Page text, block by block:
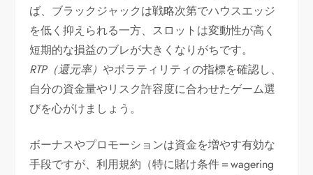
ば、ブラックジャックは戦略次第でハウスエッジ
を低く抑えられる一方、スロットは変動性が高く
短期的な損益のブレが大きくなりがちです。
RTP（還元率）やボラティリティの指標を確認し、
自分の資金量やリスク許容度に合わせたゲーム選
びを心がけましょう。
ボーナスやプロモーションは資金を増やす有効な
手段ですが、利用規約（特に賭け条件＝wagering